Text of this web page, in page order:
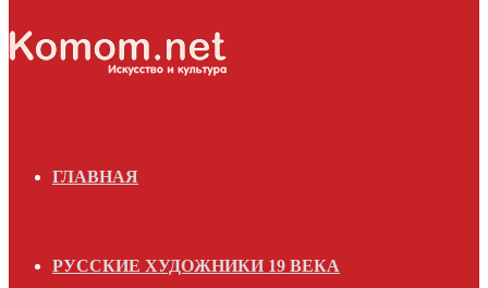
ГЛАВНАЯ
РУССКИЕ ХУДОЖНИКИ 19 ВЕКА